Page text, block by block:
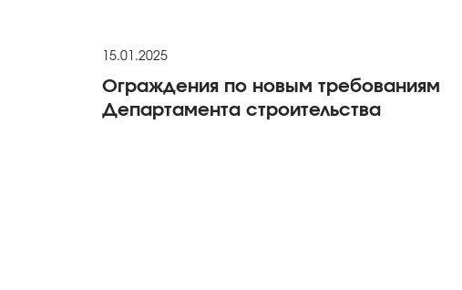
15.01.2025
Ограждения по новым требованиям
Департамента строительства